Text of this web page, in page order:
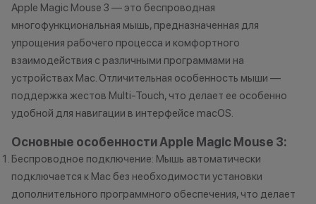
договора купли-продажи по
причинам (отсутствие товара,
нарушение правил акции, иные
обоснованные причины).
•Организатор (продавец) на свое
усмотрение имеет право
Остались вопросы?
Напишите нам в
мессенджерах
•Организатор
договора
причинам
нарушение
усмотрение
изменить
Apple Magic Mouse 3 — это беспроводная
многофункциональная мышь, предназначенная для
упрощения рабочего процесса и комфортного
взаимодействия с различными программами на
устройствах Mac. Отличительная особенность мыши —
поддержка жестов Multi-Touch, что делает ее особенно
удобной для навигации в интерфейсе macOS.
Основные особенности Apple Magic Mouse 3:
Беспроводное подключение: Мышь автоматически
подключается к Mac без необходимости установки
дополнительного программного обеспечения, что делает